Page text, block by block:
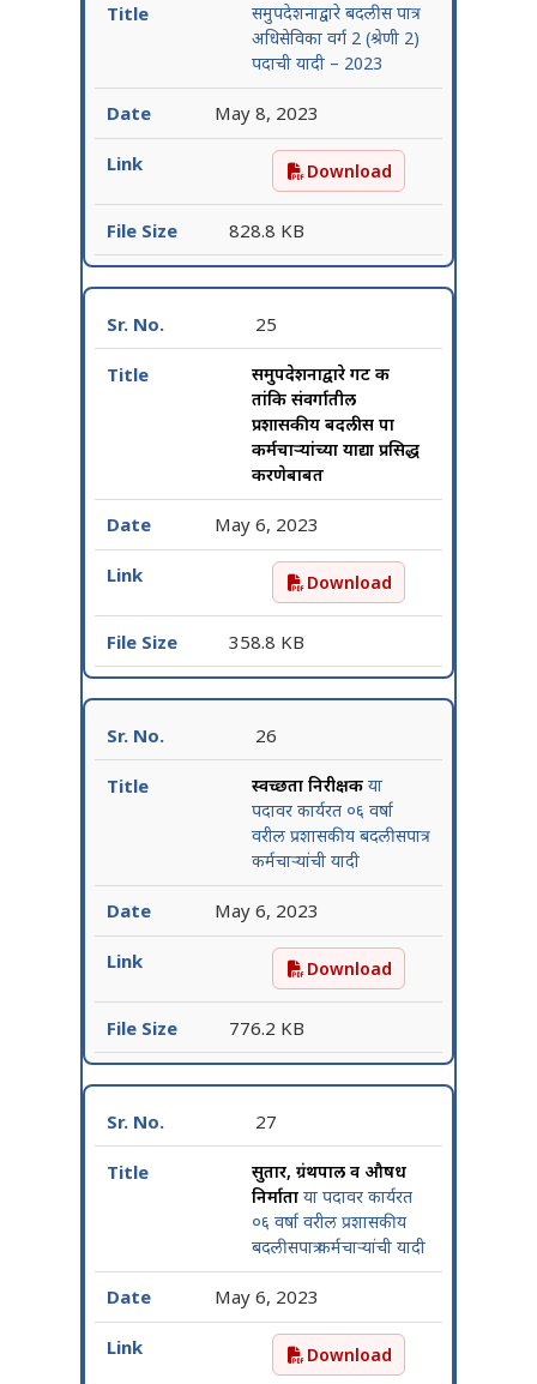
समुपदेशनाद्वारे बदलीस पात्र
अधिसेविका वर्ग 2 (श्रेणी 2)
पदाची यादी – 2023
May 8, 2023
समुपदेशनाद्वारे बदलीस पात्र
Download
828.8 KB
25
समुपदेशनाद्वारे गट क
तांत्रिक संवर्गातील
प्रशासकीय बदलीस पात्र
कर्मचाऱ्यांच्या याद्या प्रसिद्ध
करणेबाबत
May 6, 2023
समुपदेशनाद्वारे गट क तांत्रिक
Download
358.8 KB
26
स्वच्छता निरीक्षकया
पदावर कार्यरत ०६ वर्षा
वरील प्रशासकीय बदलीसपात्र
कर्मचाऱ्यांची यादी
May 6, 2023
स्वच्छता निरीक्षक या पदावर
Download
776.2 KB
27
सुतार, ग्रंथपाल व औषध
निर्माताया पदावर कार्यरत
०६ वर्षा वरील प्रशासकीय
बदलीसपात्र कर्मचाऱ्यांची यादी
May 6, 2023
सुतार, ग्रंथपाल व औषध
Download